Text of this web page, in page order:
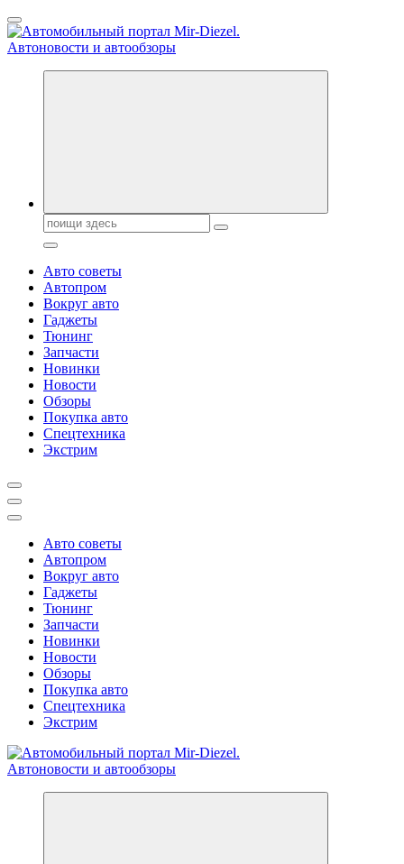
Перейти
к
содержанию
Справочник автомобилиста. Обзор новинок популярных
Поиск:
Авто советы
Автопром
Вокруг авто
Гаджеты
Тюнинг
Запчасти
Новинки
Новости
Обзоры
Покупка авто
Спецтехника
Экстрим
Авто советы
Автопром
Вокруг авто
Гаджеты
Тюнинг
Запчасти
Новинки
Новости
Обзоры
Покупка авто
Спецтехника
Экстрим
Справочник автомобилиста. Обзор новинок популярных